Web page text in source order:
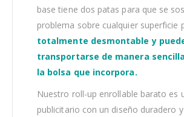
base tiene dos patas para que se
problema sobre cualquier superficie
totalmente desmontable y
transportarse de manera
la bolsa que incorpora.
Nuestro roll-up enrollable barato es
publicitario con un diseño duradero y